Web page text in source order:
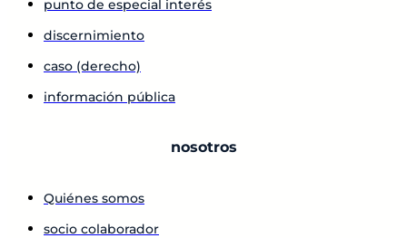
punto de especial interés
discernimiento
caso (derecho)
información pública
nosotros
Quiénes somos
socio colaborador